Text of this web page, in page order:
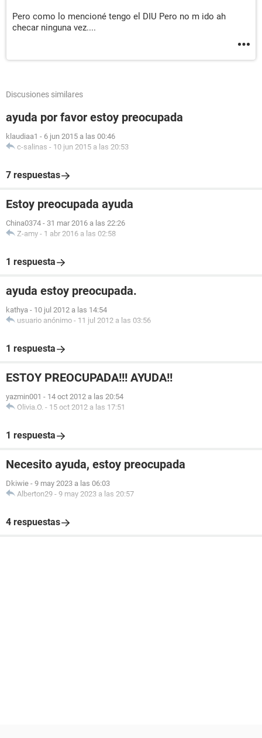
Pero como lo mencioné tengo el DIU Pero no m ido ah
checar ninguna vez....
Discusiones similares
ayuda por favor estoy preocupada
klaudiaa1 - 6 jun 2015 a las 00:46
c-salinas - 10 jun 2015 a las 20:53
7 respuestas
Estoy preocupada ayuda
China0374 - 31 mar 2016 a las 22:26
Z-amy - 1 abr 2016 a las 02:58
1 respuesta
ayuda estoy preocupada.
kathya - 10 jul 2012 a las 14:54
usuario anónimo - 11 jul 2012 a las 03:56
1 respuesta
ESTOY PREOCUPADA!!! AYUDA!!
yazmin001 - 14 oct 2012 a las 20:54
Olivia.O. - 15 oct 2012 a las 17:51
1 respuesta
Necesito ayuda, estoy preocupada
Dkiwie - 9 may 2023 a las 06:03
Alberton29 - 9 may 2023 a las 20:57
4 respuestas